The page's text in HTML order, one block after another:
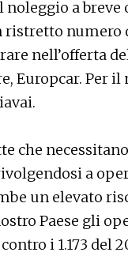
a breve
ristretto numero
nell’offerta
Europcar. Per
che
a
un elevato
Paese gli
i 1.173 del